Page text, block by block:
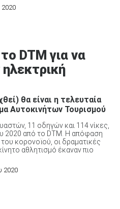
2020
DTM για να
θα είναι η τελευταία
Αυτοκινήτων Τουρισμού
11 οδηγών και 114 νίκες,
2020 από το DTM. Η απόφαση
κορονοϊού, οι δραματικές
αθλητισμό έκαναν πιο
2020